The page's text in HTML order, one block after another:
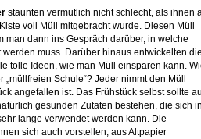
staunten vermutlich nicht schlecht, als ihnen
voll Müll mitgebracht wurde. Diesen Müll
man dann ins Gespräch darüber, in welche
muss. Darüber hinaus entwickelten
tolle Ideen, wie man Müll einsparen kann.
Schule“? Jeder nimmt den Müll
angefallen ist. Das Frühstück selbst sollte
gesunden Zutaten bestehen, die sich
lange verwendet werden kann. Die
sich auch vorstellen, aus Altpapier